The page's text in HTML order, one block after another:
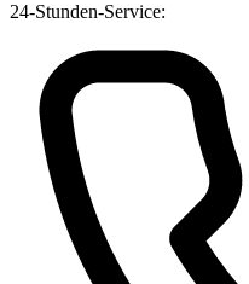
24-Stunden-Service: